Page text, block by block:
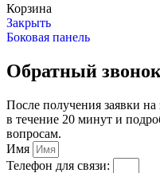
Корзина
Закрыть
Боковая панель
Обратный звонок
После получения заявки
в течение 20 минут и
вопросам.
Имя
Телефон для связи: